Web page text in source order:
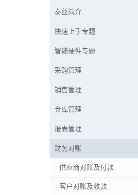
秦丝简介
快速上手专题
智能硬件专题
采购管理
销售管理
仓库管理
报表管理
财务对账
供应商对账及付款
客户对账及收款